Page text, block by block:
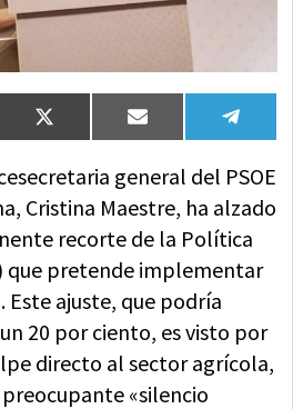
Compartir
en
X
(Twitter)
Compartir
en
Email
en
general del PSOE
Cristina Maestre, ha alzado
recorte de la Política
que pretende implementar
Este ajuste, que podría
20 por ciento, es visto por
directo al sector agrícola,
«silencio